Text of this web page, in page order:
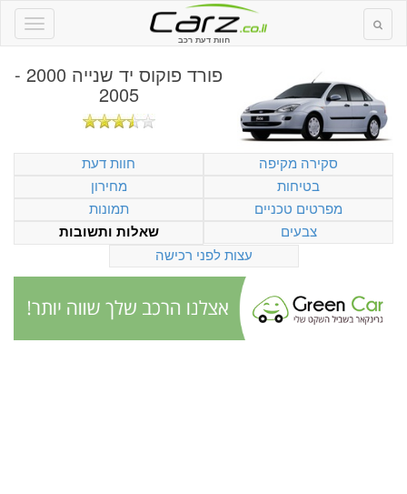
חוות דעת רכב
פורד פוקוס יד שנייה 2000 -
2005
סקירה מקיפה
חוות דעת
בטיחות
מחירון
מפרטים טכניים
תמונות
צבעים
שאלות ותשובות
עצות לפני רכישה